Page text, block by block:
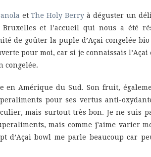
etThe Holy Berry à déguster un
Bruxelles et l’accueil qui nous a été
de goûter la puple d’Açai congelée
pour moi, car si je connaissais l’Açai
congelée.
en Amérique du Sud. Son fruit,
pour ses vertus anti-
mais surtout très bon. Je ne suis
mais comme j’aime varier
d’Açai bowl me parle beaucoup car